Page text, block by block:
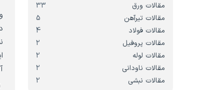
مقالات ورق
33
مقالات تیرآهن
5
مقالات فولاد
4
مقالات پروفیل
2
مقالات لوله
2
مقالات ناودانی
2
مقالات نبشی
2